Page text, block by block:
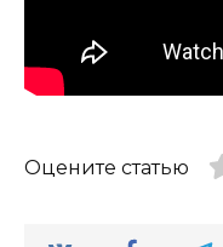
Оцените статью